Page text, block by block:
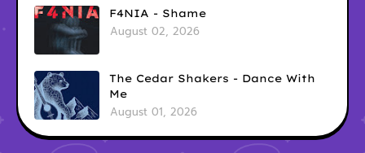
F4NIA - Shame
August 02, 2026
The Cedar Shakers - Dance With
Me
August 01, 2026